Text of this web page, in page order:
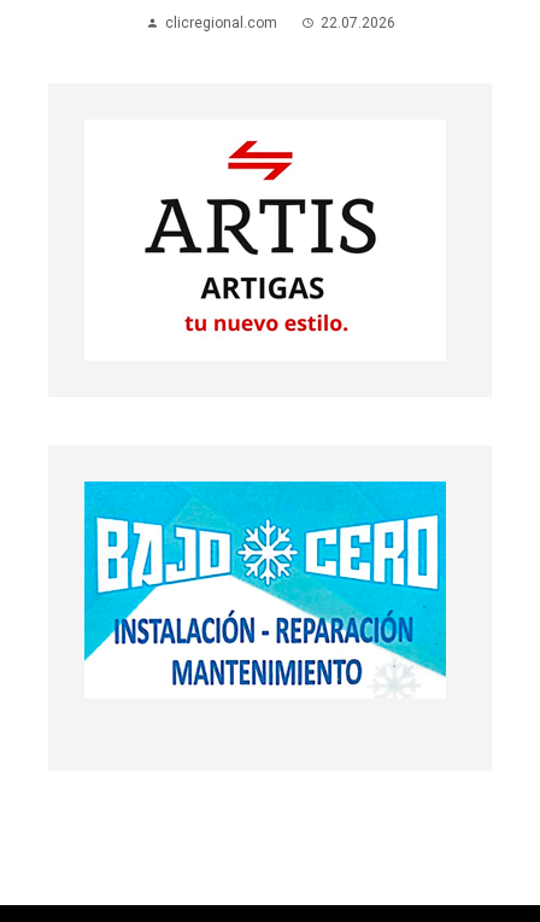
clicregional.com 21.07.2026